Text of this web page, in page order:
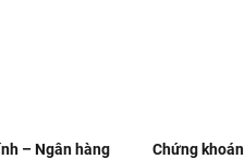
– Ngân hàng Chứng khoán